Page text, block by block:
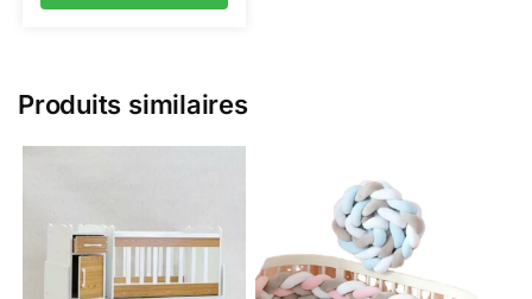
Produits similaires